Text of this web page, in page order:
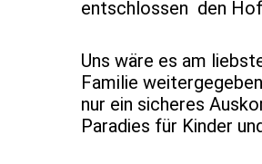
entschlossen den
Uns wäre es am
Familie
nur ein sicheres
Paradies für Kinder